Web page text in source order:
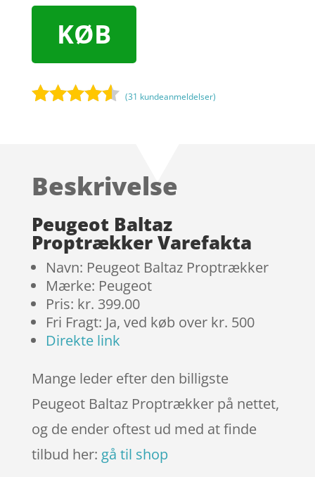
KØB
på
mmelser
(31 kundeanmeldelser)
Beskrivelse
Peugeot Baltaz
Proptrækker Varefakta
Navn: Peugeot Baltaz Proptrækker
Mærke: Peugeot
Pris: kr. 399.00
Fri Fragt: Ja, ved køb over kr. 500
Direkte link
Mange leder efter den billigste
Peugeot Baltaz Proptrækker på nettet,
og de ender oftest ud med at finde
tilbud her: gå til shop